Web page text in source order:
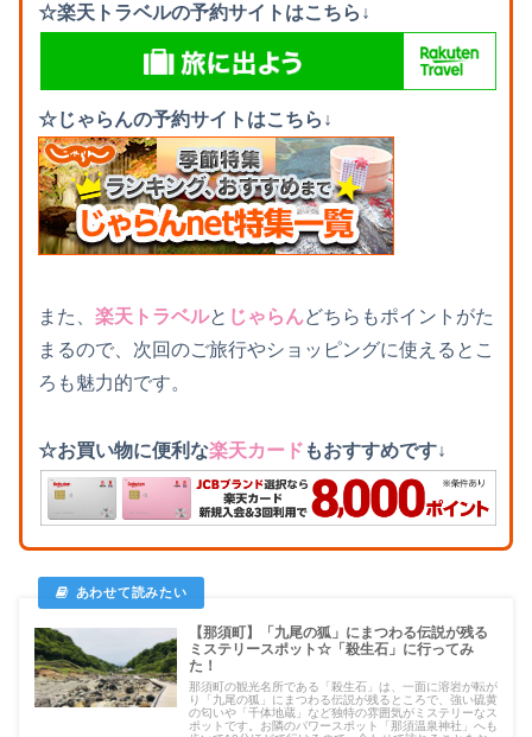
☆楽天トラベルの予約サイトはこちら↓
☆じゃらんの予約サイトはこちら↓
また、 楽天トラベルと じゃらんどちらもポイントがた
まるので、次回のご旅行やショッピングに使えるとこ
ろも魅力的です。
☆お買い物に便利な楽天カード もおすすめです↓
【那須町】「九尾の狐」にまつわる伝説が残る
ミステリースポット☆「殺生石」に行ってみ
た！
那須町の観光名所である「殺生石」は、一面に溶岩が転が
り「九尾の狐」にまつわる伝説が残るところで、強い硫黄
の匂いや「千体地蔵」など独特の雰囲気がミステリーなス
ポットです。お隣のパワースポット「那須温泉神社」へも